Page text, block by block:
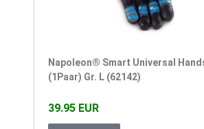
Napoleon® Smart Universal
(1Paar) Gr. L (62142)
39.95 EUR